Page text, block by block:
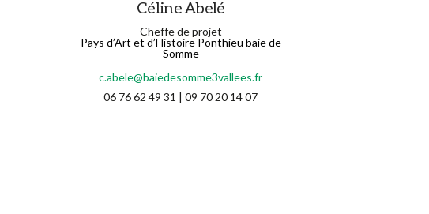
Céline Abelé
Cheffe de projet
Pays d’Art et d’Histoire Ponthieu baie de
Somme
c.abele@baiedesomme3vallees.fr
06 76 62 49 31 | 09 70 20 14 07